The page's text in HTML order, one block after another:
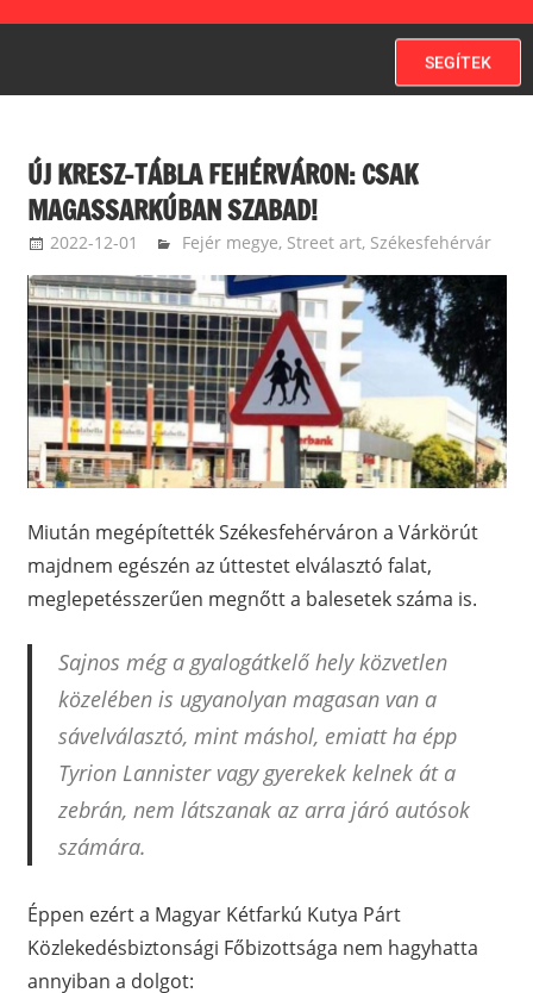
SEGÍTEK
ÚJ KRESZ-TÁBLA FEHÉRVÁRON: CSAK
MAGASSARKÚBAN SZABAD!
2022-12-01 fenekes roland
Fejér megye, Street art, Székesfehérvár
Miután megépítették Székesfehérváron a Várkörút
majdnem egészén az úttestet elválasztó falat,
meglepetésszerűen megnőtt a balesetek száma is.
Sajnos még a gyalogátkelő hely közvetlen
közelében is ugyanolyan magasan van a
sávelválasztó, mint máshol, emiatt ha épp
Tyrion Lannister vagy gyerekek kelnek át a
zebrán, nem látszanak az arra járó autósok
számára.
Éppen ezért a Magyar Kétfarkú Kutya Párt
Közlekedésbiztonsági Főbizottsága nem hagyhatta
annyiban a dolgot: